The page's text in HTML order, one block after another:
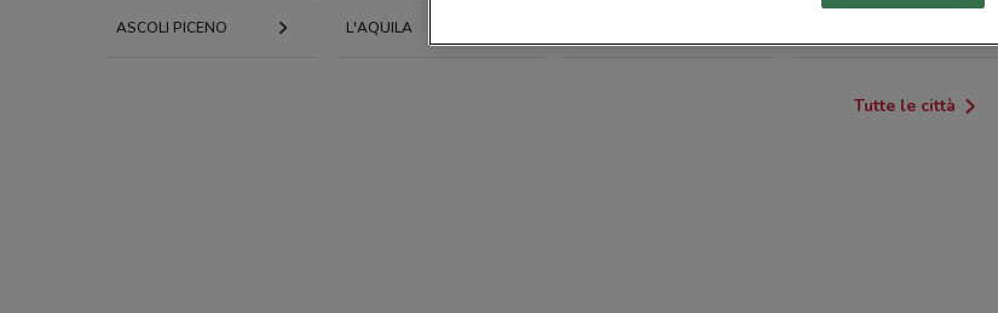
ASCOLI PICENO L'AQUILA
Tutte le città